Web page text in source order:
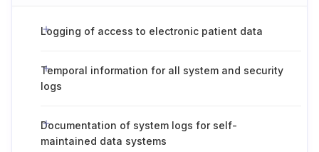
Logging of access to electronic patient data
Temporal information for all system and security
logs
Documentation of system logs for self-
maintained data systems